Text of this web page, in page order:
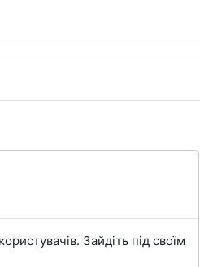
Зайдіть під своїм